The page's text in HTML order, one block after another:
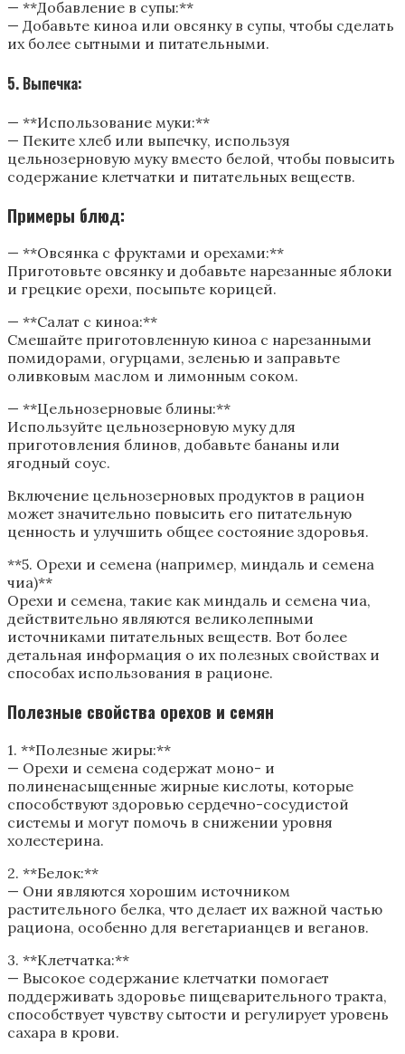
— **Добавление в супы:**
— Добавьте киноа или овсянку в супы, чтобы сделать
их более сытными и питательными.
5. Выпечка:
— **Использование муки:**
— Пеките хлеб или выпечку, используя
цельнозерновую муку вместо белой, чтобы повысить
содержание клетчатки и питательных веществ.
Примеры блюд:
— **Овсянка с фруктами и орехами:**
Приготовьте овсянку и добавьте нарезанные яблоки
и грецкие орехи, посыпьте корицей.
— **Салат с киноа:**
Смешайте приготовленную киноа с нарезанными
помидорами, огурцами, зеленью и заправьте
оливковым маслом и лимонным соком.
— **Цельнозерновые блины:**
Используйте цельнозерновую муку для
приготовления блинов, добавьте бананы или
ягодный соус.
Включение цельнозерновых продуктов в рацион
может значительно повысить его питательную
ценность и улучшить общее состояние здоровья.
**5. Орехи и семена (например, миндаль и семена
чиа)**
Орехи и семена, такие как миндаль и семена чиа,
действительно являются великолепными
источниками питательных веществ. Вот более
детальная информация о их полезных свойствах и
способах использования в рационе.
Полезные свойства орехов и семян
1. **Полезные жиры:**
— Орехи и семена содержат моно- и
полиненасыщенные жирные кислоты, которые
способствуют здоровью сердечно-сосудистой
системы и могут помочь в снижении уровня
холестерина.
2. **Белок:**
— Они являются хорошим источником
растительного белка, что делает их важной частью
рациона, особенно для вегетарианцев и веганов.
3. **Клетчатка:**
— Высокое содержание клетчатки помогает
поддерживать здоровье пищеварительного тракта,
способствует чувству сытости и регулирует уровень
сахара в крови.